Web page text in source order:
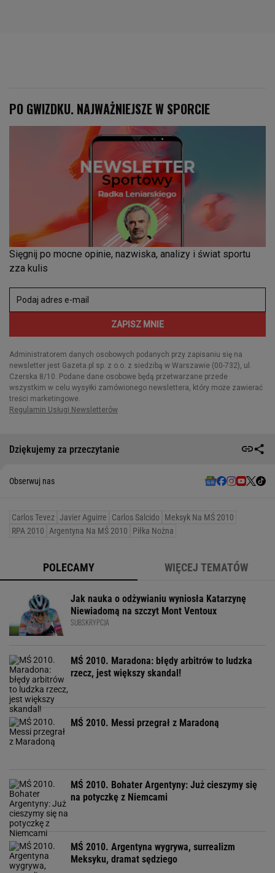
Dziękujemy za przeczytanie
Obserwuj nas
Carlos Tevez Javier Aguirre Carlos Salcido Meksyk Na MŚ 2010
RPA 2010
Argentyna Na MŚ 2010 Piłka Nożna
POLECAMY WIĘCEJ TEMATÓW
Jak nauka o odżywianiu wyniosła Katarzynę
Niewiadomą na szczyt Mont Ventoux
SUBSKRYPCJA
MŚ 2010. Maradona: błędy arbitrów to ludzka
rzecz, jest większy skandal!
MŚ 2010. Messi przegrał z Maradoną
MŚ 2010. Bohater Argentyny: Już cieszymy się
na potyczkę z Niemcami
MŚ 2010. Argentyna wygrywa, surrealizm
Meksyku, dramat sędziego